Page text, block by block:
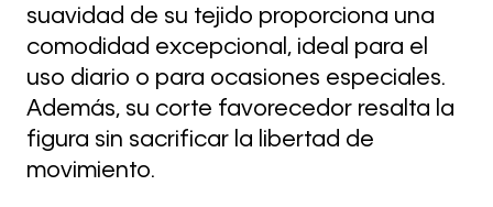
suavidad de su tejido proporciona una
comodidad excepcional, ideal para el
uso diario o para ocasiones especiales.
Además, su corte favorecedor resalta la
figura sin sacrificar la libertad de
movimiento.